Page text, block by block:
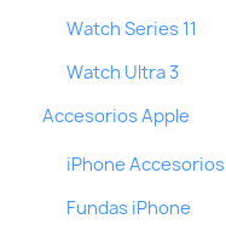
Watch Series 11
Watch Ultra 3
Accesorios Apple
iPhone Accesorios
Fundas iPhone